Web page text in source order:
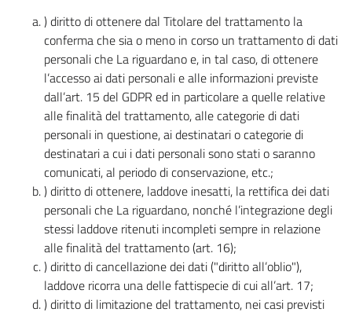
) diritto di ottenere dal Titolare del trattamento la
conferma che sia o meno in corso un trattamento di dati
personali che La riguardano e, in tal caso, di ottenere
l’accesso ai dati personali e alle informazioni previste
dall’art. 15 del GDPR ed in particolare a quelle relative
alle finalità del trattamento, alle categorie di dati
personali in questione, ai destinatari o categorie di
destinatari a cui i dati personali sono stati o saranno
comunicati, al periodo di conservazione, etc.;
) diritto di ottenere, laddove inesatti, la rettifica dei dati
personali che La riguardano, nonché l’integrazione degli
stessi laddove ritenuti incompleti sempre in relazione
alle finalità del trattamento (art. 16);
) diritto di cancellazione dei dati ("diritto all’oblio"),
laddove ricorra una delle fattispecie di cui all’art. 17;
) diritto di limitazione del trattamento, nei casi previsti